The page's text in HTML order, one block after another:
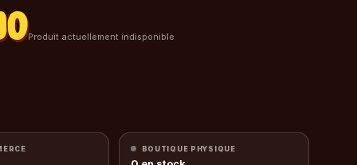
Produit actuellement indisponible
BOUTIQUE PHYSIQUE